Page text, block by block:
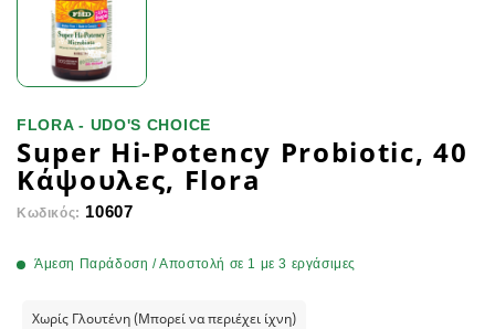
FLORA - UDO'S CHOICE
Super Hi-Potency Probiotic, 40
Κάψουλες, Flora
Κωδικός: 10607
Άμεση Παράδοση / Αποστολή σε 1 με 3 εργάσιμες
Χωρίς Γλουτένη (Μπορεί να περιέχει ίχνη)